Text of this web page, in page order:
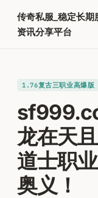
内
传奇私服_稳定长
资讯分享平台
1.76复古三职业高爆版
龙在天
道士职
奥义！